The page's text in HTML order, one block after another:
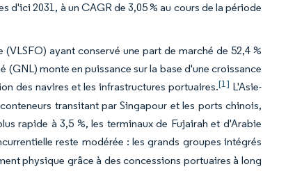
d'ici 2031, à un CAGR de 3,05 % au cours de la période
ayant conservé une part de marché de 52,4 %
(GNL) monte en puissance sur la base d'une croissance
des navires et les infrastructures portuaires.[1] L'Asie-
transitant par Singapour et les ports chinois,
rapide à 3,5 %, les terminaux de Fujairah et d'Arabie
reste modérée : les grands groupes intégrés
physique grâce à des concessions portuaires à long